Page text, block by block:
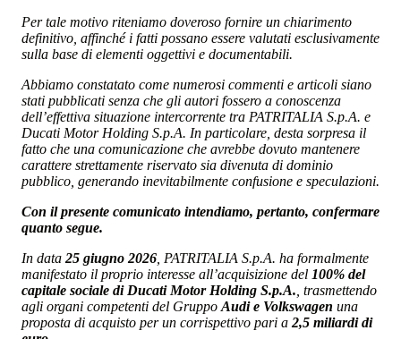
Per tale motivo riteniamo doveroso fornire un chiarimento
definitivo, affinché i fatti possano essere valutati esclusivamente
sulla base di elementi oggettivi e documentabili.
Abbiamo constatato come numerosi commenti e articoli siano
stati pubblicati senza che gli autori fossero a conoscenza
dell’effettiva situazione intercorrente tra PATRITALIA S.p.A. e
Ducati Motor Holding S.p.A. In particolare, desta sorpresa il
fatto che una comunicazione che avrebbe dovuto mantenere
carattere strettamente riservato sia divenuta di dominio
pubblico, generando inevitabilmente confusione e speculazioni.
Con il presente comunicato intendiamo, pertanto, confermare
quanto segue.
In data 25 giugno 2026 , PATRITALIA S.p.A. ha formalmente
manifestato il proprio interesse all’acquisizione del 100% del
capitale sociale di Ducati Motor Holding S.p.A. , trasmettendo
agli organi competenti del Gruppo Audi e Volkswagen una
proposta di acquisto per un corrispettivo pari a 2,5 miliardi di